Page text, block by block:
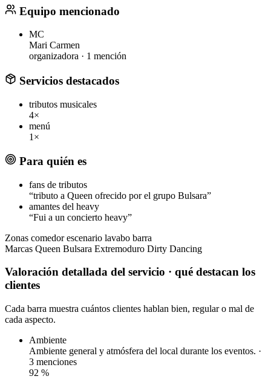
Equipo mencionado
MC
Mari Carmen
organizadora · 1 mención
Servicios destacados
tributos musicales
4×
menú
1×
Para quién es
fans de tributos
“tributo a Queen ofrecido por el grupo Bulsara”
amantes del heavy
“Fui a un concierto heavy”
Zonas comedorescenario lavabo barra
Marcas Queen Bulsara Extremoduro Dirty Dancing
Valoración detallada del servicio · qué destacan los
clientes
Cada barra muestra cuántos clientes hablan bien, regular o mal de
cada aspecto.
Ambiente
Ambiente general y atmósfera del local durante los eventos. ·
3 menciones
92 %